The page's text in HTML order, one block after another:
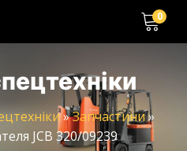
0
»Запчастини»
JCB 320/09239